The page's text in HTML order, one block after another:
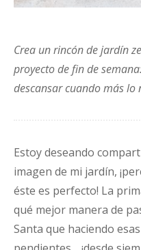
Crea un rincón de jardín
proyecto de fin de
descansar cuando más lo
Estoy deseando
imagen de mi jardín,
éste es perfecto! La
qué mejor manera de
Santa que haciendo